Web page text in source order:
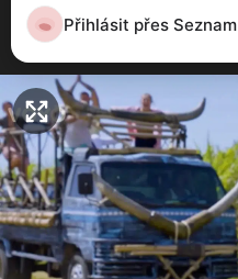
1. dílu?Přihlásit přes Seznam